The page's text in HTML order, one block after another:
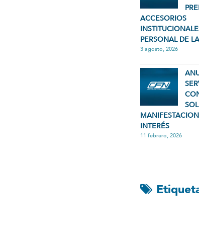
ACCESORIOS
PERSONAL DE
3 agosto, 2026
INTERÉS
11 febrero, 2026